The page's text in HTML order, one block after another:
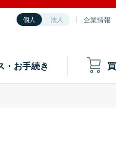
個人 法人 企業情報
・お手続き